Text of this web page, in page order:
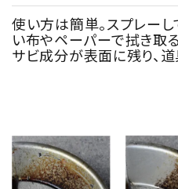
使い方は簡単。スプレー
い布やペーパーで拭き取
サビ成分が表面に残り、道